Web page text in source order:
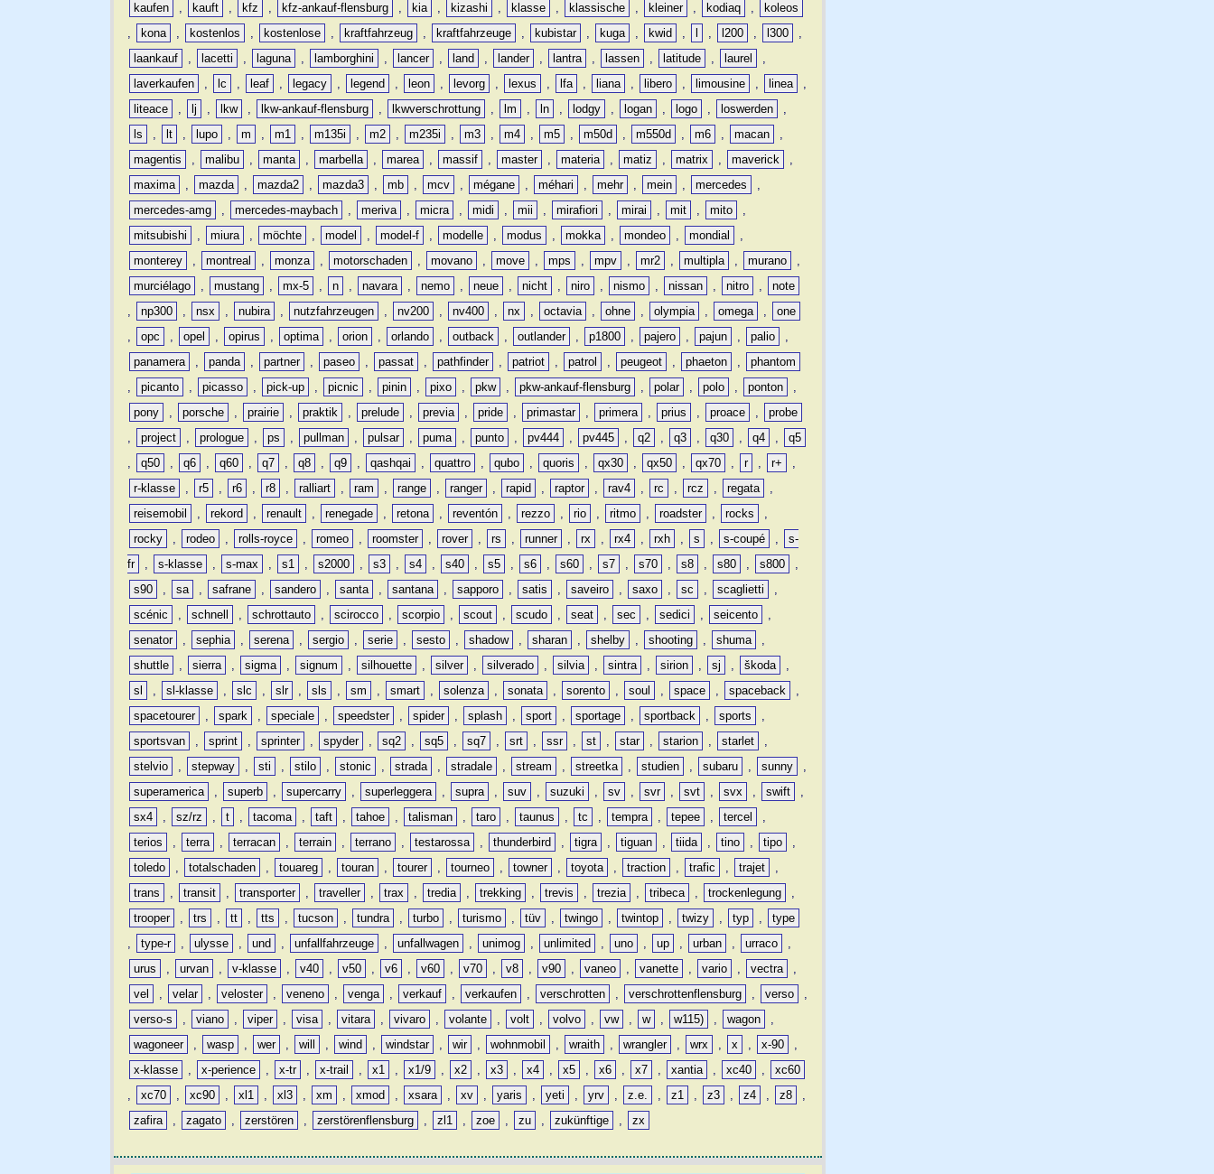
kaufen
, kauft , kfz , kfz-ankauf-flensburg , kia , kizashi , klasse , klassische , kleiner , kodiaq ,
koleos
,
kona , kostenlos , kostenlose , kraftfahrzeug , kraftfahrzeuge , kubistar , kuga , kwid , , l200 , l300
,
laankauf
, lacetti , laguna , lamborghini , lancer , land , lander , lantra , lassen , latitude , laurel
,
laverkaufen
, lc , leaf , legacy , legend , leon , levorg , lexus , lfa , liana , libero , limousine , linea
,
liteace
, lj , lkw , lkw-ankauf-flensburg , lkwverschrottung , lm , ln , lodgy , logan , logo , loswerden
,
ls
, lt , lupo , m , m1 , m135i , m2 , m235i , m3 , m4 , m5 , m50d , m550d , m6 , macan
,
magentis
, malibu , manta , marbella , marea , massif , master , materia , matiz , matrix , maverick
,
maxima
, mazda , mazda2 , mazda3 , mb , mcv , mégane , méhari , mehr , mein , mercedes
,
mercedes-amg
, mercedes-maybach , meriva , micra , midi , mii , mirafiori , mirai , mit , mito
,
mitsubishi
, miura , möchte , model , model-f , modelle , modus , mokka , mondeo , mondial
,
monterey
, montreal , monza , motorschaden , movano , move , mps , mpv , mr2 , multipla , murano
,
murciélago
, mustang , mx-5 , n , navara , nemo , neue , nicht , niro , nismo , nissan , nitro ,
note
,
np300 , nsx , nubira , nutzfahrzeugen , nv200 , nv400 , nx , octavia , ohne , olympia , omega ,
one
,
opc , opel , opirus , optima , orion , orlando , outback , outlander , p1800 , pajero , pajun , palio
,
panamera
, panda , partner , paseo , passat , pathfinder , patriot , patrol , peugeot , phaeton ,
phantom
,
picanto , picasso , pick-up , picnic , pinin , pixo , pkw , pkw-ankauf-flensburg , polar , polo , ponton
,
pony
, porsche , prairie , praktik , prelude , previa , pride , primastar , primera , prius , proace ,
probe
,
project , prologue , ps , pullman , pulsar , puma , punto , pv444 , pv445 , q2 , q3 , q30 , q4 ,
q5
,
q50 , q6 , q60 , q7 , q8 , q9 , qashqai , quattro , qubo , quoris , qx30 , qx50 , qx70 , r , r+
,
r-klasse
, r5 , r6 , r8 , ralliart , ram , range , ranger , rapid , raptor , rav4 , rc , rcz , regata
,
reisemobil
, rekord , renault , renegade , retona , reventón , rezzo , rio , ritmo , roadster , rocks
,
rocky
, rodeo , rolls-royce , romeo , roomster , rover , rs , runner , rx , rx4 , rxh , s , s-coupé ,
s-
fr
, s-klasse , s-max , s1 , s2000 , s3 , s4 , s40 , s5 , s6 , s60 , s7 , s70 , s8 , s80 , s800
,
s90
, sa , safrane , sandero , santa , santana , sapporo , satis , saveiro , saxo , sc , scaglietti
,
scénic
, schnell , schrottauto , scirocco , scorpio , scout , scudo , seat , sec , sedici , seicento
,
senator
, sephia , serena , sergio , serie , sesto , shadow , sharan , shelby , shooting , shuma
,
shuttle
, sierra , sigma , signum , silhouette , silver , silverado , silvia , sintra , sirion , sj , škoda
,
sl
, sl-klasse , slc , slr , sls , sm , smart , solenza , sonata , sorento , soul , space , spaceback
,
spacetourer
, spark , speciale , speedster , spider , splash , sport , sportage , sportback , sports
,
sportsvan
, sprint , sprinter , spyder , sq2 , sq5 , sq7 , srt , ssr , st , star , starion , starlet
,
stelvio
, stepway , sti , stilo , stonic , strada , stradale , stream , streetka , studien , subaru , sunny
,
superamerica
, superb , supercarry , superleggera , supra , suv , suzuki , sv , svr , svt , svx , swift
,
sx4
, sz/rz , t , tacoma , taft , tahoe , talisman , taro , taunus , tc , tempra , tepee , tercel
,
terios
, terra , terracan , terrain , terrano , testarossa , thunderbird , tigra , tiguan , tiida , tino , tipo
,
toledo
, totalschaden , touareg , touran , tourer , tourneo , towner , toyota , traction , trafic , trajet
,
trans
, transit , transporter , traveller , trax , tredia , trekking , trevis , trezia , tribeca , trockenlegung
,
trooper
, trs , tt , tts , tucson , tundra , turbo , turismo , tüv , twingo , twintop , twizy , typ ,
type
,
type-r , ulysse , und , unfallfahrzeuge , unfallwagen , unimog , unlimited , uno , up , urban , urraco
,
urus
, urvan , v-klasse , v40 , v50 , v6 , v60 , v70 , v8 , v90 , vaneo , vanette , vario , vectra
,
vel
, velar , veloster , veneno , venga , verkauf , verkaufen , verschrotten , verschrottenflensburg , verso
,
verso-s
, viano , viper , visa , vitara , vivaro , volante , volt , volvo , vw , w , w115) , wagon
,
wagoneer
, wasp , wer , will , wind , windstar , wir , wohnmobil , wraith , wrangler , wrx , x , x-90
,
x-klasse
, x-perience , x-tr , x-trail , x1 , x1/9 , x2 , x3 , x4 , x5 , x6 , x7 , xantia , xc40 ,
xc60
,
xc70 , xc90 , xl1 , xl3 , xm , xmod , xsara , xv , yaris , yeti , yrv , z.e. , z1 , z3 , z4 , z8
,
zafira
, zagato , zerstören , zerstörenflensburg , zl1 , zoe , zu , zukünftige , zx